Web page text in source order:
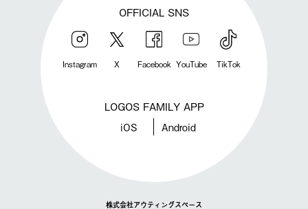
OFFICIAL SNS
Instagram X Facebook YouTube TikTok
LOGOS FAMILY APP
iOS Android
株式会社アウティングスペース